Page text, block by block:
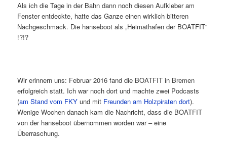
Als ich die Tage in der Bahn dann noch diesen Aufkleber am
Fenster entdeckte, hatte das Ganze einen wirklich bitteren
Nachgeschmack. Die hanseboot als „Heimathafen der BOATFIT“
!?!?
Wir erinnern uns: Februar 2016 fand die BOATFIT in Bremen
erfolgreich statt. Ich war noch dort und machte zwei Podcasts
(am Stand vom FKY und mit Freunden am Holzpiraten dort).
Wenige Wochen danach kam die Nachricht, dass die BOATFIT
von der hanseboot übernommen worden war – eine
Überraschung.